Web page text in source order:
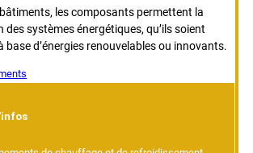
les composants permettent la
des systèmes énergétiques, qu’ils soient
base d’énergies renouvelables ou innovants.